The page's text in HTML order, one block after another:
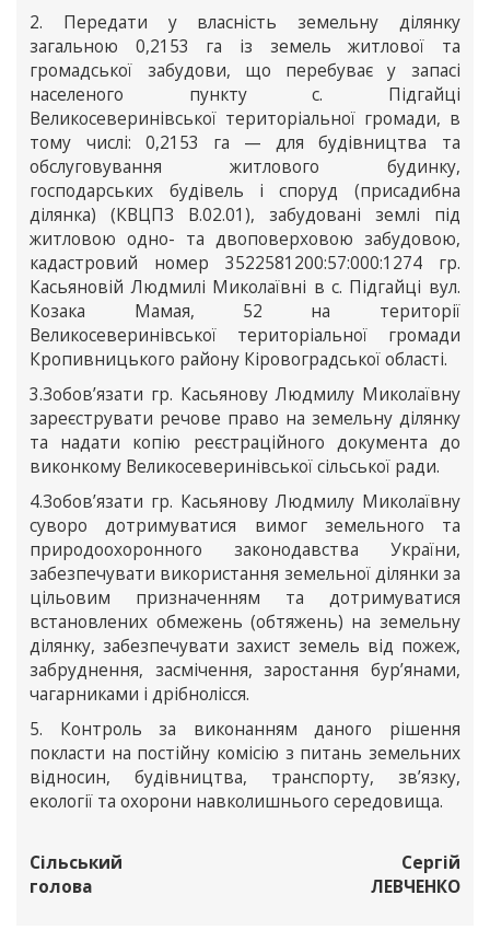
2. Передати у власність земельну ділянку
загальною 0,2153 га із земель житлової та
громадської забудови, що перебуває у запасі
населеного пункту с. Підгайці
Великосеверинівської територіальної громади, в
тому числі: 0,2153 га — для будівництва та
обслуговування житлового будинку,
господарських будівель і споруд (присадибна
ділянка) (КВЦПЗ В.02.01), забудовані землі під
житловою одно- та двоповерховою забудовою,
кадастровий номер 3522581200:57:000:1274 гр.
Касьяновій Людмилі Миколаївні в с. Підгайці вул.
Козака Мамая, 52 на території
Великосеверинівської територіальної громади
Кропивницького району Кіровоградської області.
3.Зобов’язати гр. Касьянову Людмилу Миколаївну
зареєструвати речове право на земельну ділянку
та надати копію реєстраційного документа до
виконкому Великосеверинівської сільської ради.
4.Зобов’язати гр. Касьянову Людмилу Миколаївну
суворо дотримуватися вимог земельного та
природоохоронного законодавства України,
забезпечувати використання земельної ділянки за
цільовим призначенням та дотримуватися
встановлених обмежень (обтяжень) на земельну
ділянку, забезпечувати захист земель від пожеж,
забруднення, засмічення, заростання бур’янами,
чагарниками і дрібнолісся.
5. Контроль за виконанням даного рішення
покласти на постійну комісію з питань земельних
відносин, будівництва, транспорту, зв’язку,
екології та охорони навколишнього середовища.
Сільський
голова
Сергій
ЛЕВЧЕНКО